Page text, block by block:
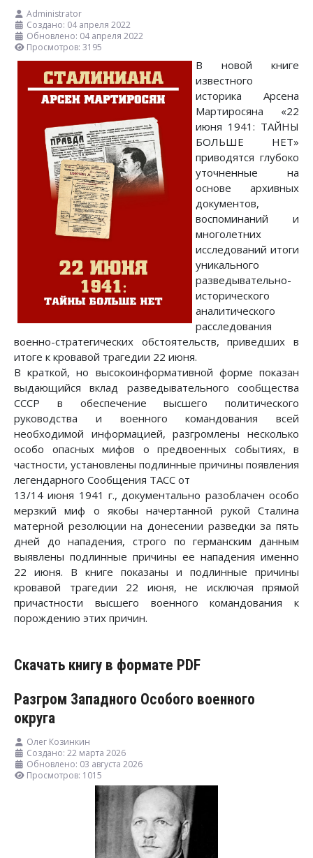
Administrator
Создано: 04 апреля 2022
Обновлено: 04 апреля 2022
Просмотров: 3195
В новой книге
известного
историка Арсена
Мартиросяна «22
июня 1941: ТАЙНЫ
БОЛЬШЕ НЕТ»
приводятся глубоко
уточненные на
основе архивных
документов,
воспоминаний и
многолетних
исследований итоги
уникального
разведывательно-
исторического
аналитического
расследования
военно-стратегических обстоятельств, приведших в
итоге к кровавой трагедии 22 июня.
В краткой, но высокоинформативной форме показан
выдающийся вклад разведывательного сообщества
СССР в обеспечение высшего политического
руководства и военного командования всей
необходимой информацией, разгромлены несколько
особо опасных мифов о предвоенных событиях, в
частности, установлены подлинные причины появления
легендарного Сообщения ТАСС от
13/14 июня 1941 г., документально разоблачен особо
мерзкий миф о якобы начертанной рукой Сталина
матерной резолюции на донесении разведки за пять
дней до нападения, строго по германским данным
выявлены подлинные причины ее нападения именно
22 июня. В книге показаны и подлинные причины
кровавой трагедии 22 июня, не исключая прямой
причастности высшего военного командования к
порождению этих причин.
Скачать книгу в формате PDF
Разгром Западного Особого военного
округа
Олег Козинкин
Создано: 22 марта 2026
Обновлено: 03 августа 2026
Просмотров: 1015